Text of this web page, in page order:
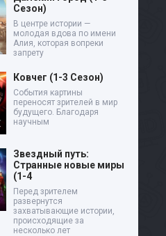
Сезон)
В центре истории —
молодая вдова по имени
Алия, которая вопреки
запрету
Ковчег (1-3 Сезон)
События картины
переносят зрителей в мир
будущего. Благодаря
научным
Звездный путь:
Странные новые миры
(1-4
Перед зрителем
развернутся
захватывающие истории,
происходящие за
несколько лет